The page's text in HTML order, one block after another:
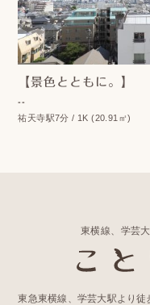
【景色とともに。】
--
祐天寺駅7分 / 1K (20.91㎡)
東横線、学芸
東急東横線、学芸大駅より